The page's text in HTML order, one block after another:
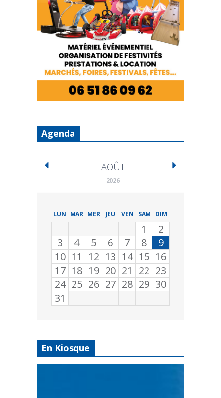
Agenda
AOÛT
2026
LUN MAR MER JEU VEN SAM DIM
1
2
3
4 5 6 7 8
9
10 11 12 13 14 15 16
17 18 19 20 21 22 23
24 25 26 27 28 29 30
31
En Kiosque